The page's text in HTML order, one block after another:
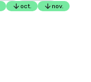
oct.
nov.